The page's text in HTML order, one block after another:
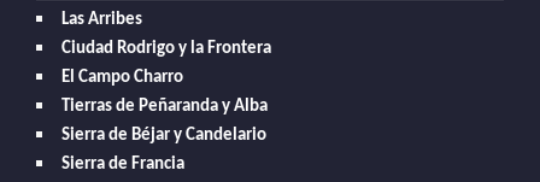
Las Arribes
Ciudad Rodrigo y la Frontera
El Campo Charro
Tierras de Peñaranda y Alba
Sierra de Béjar y Candelario
Sierra de Francia